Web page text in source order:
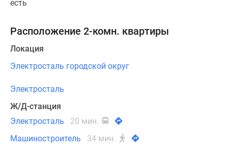
есть
Расположение 2-комн. квартиры
Локация
Электросталь городской округ
Электросталь
Ж/Д-станция
Электросталь
20 мин.
Машиностроитель
34 мин.